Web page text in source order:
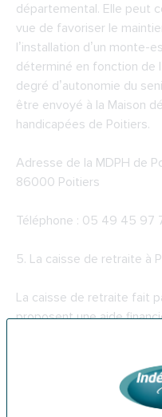
départemental. Elle peut
vue de favoriser le
l’installation d’un monte-
déterminé en fonction de
degré d’autonomie du
être envoyé à la Maison
handicapées de Poitiers.
Adresse de la MDPH de
86000 Poitiers
Téléphone : 05 49 45 97
5. La caisse de retraite à
La caisse de retraite fait
proposent une aide
d’adaptation de leur
couvrir les dépenses
d’un monte-escalier. Il